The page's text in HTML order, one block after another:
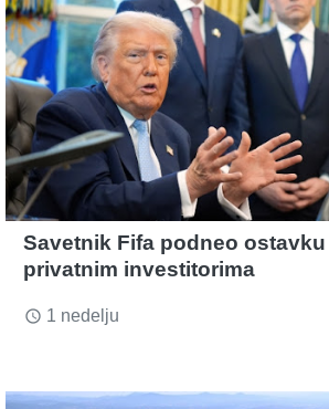
Savetnik Fifa podneo
privatnim investitorima
access_time 1 nedelju